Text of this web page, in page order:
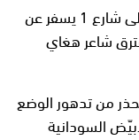
انقلاب شاحنة على شارع 1 يسفر عن
شاعر هغاي
من تدهور الوضع
السودانية